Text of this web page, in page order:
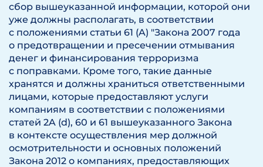
сбор вышеуказанной информации, которой они
уже должны располагать, в соответствии
с положениями статьи 61 (A) "Закона 2007 года
о предотвращении и пресечении отмывания
денег и финансирования терроризма
с поправками. Кроме того, такие данные
хранятся и должны храниться ответственными
лицами, которые предоставляют услуги
компаниям в соответствии с положениями
статей 2A (d), 60 и 61 вышеуказанного Закона
в контексте осуществления мер должной
осмотрительности и основных положений
Закона 2012 о компаниях, предоставляющих